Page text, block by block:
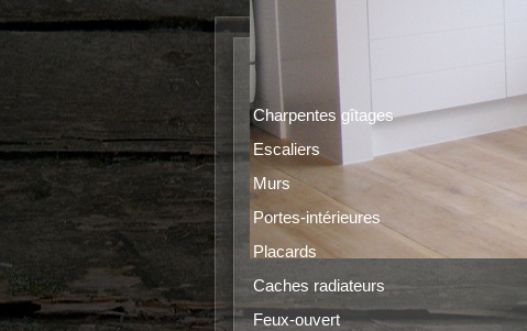
Charpentes gîtages
Escaliers
Murs
Portes-intérieures
Placards
Caches radiateurs
Feux-ouvert
Bardage.